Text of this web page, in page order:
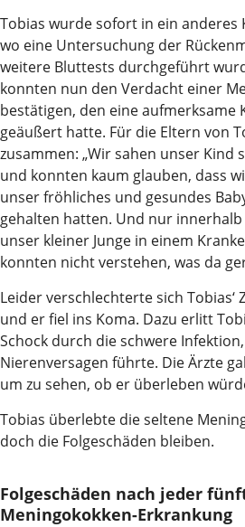
Tobias wurde sofort in ein anderes
wo eine Untersuchung der
weitere Bluttests durchgeführt
konnten nun den Verdacht einer
bestätigen, den eine aufmerksame
geäußert hatte. Für die Eltern von
zusammen: „Wir sahen unser Kind
und konnten kaum glauben, dass
unser fröhliches und gesundes
gehalten hatten. Und nur
unser kleiner Junge in einem
konnten nicht verstehen, was da
Leider verschlechterte sich Tobias‘
und er fiel ins Koma. Dazu erlitt
Schock durch die schwere
Nierenversagen führte. Die Ärzte
um zu sehen, ob er überleben
Tobias überlebte die seltene
doch die Folgeschäden bleiben.
Folgeschäden nach jeder
Meningokokken-Erkrankung